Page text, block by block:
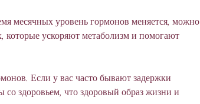
месячных уровень гормонов меняется, можно
которые ускоряют метаболизм и помогают
Если у вас часто бывают задержки
здоровьем, что здоровый образ жизни и